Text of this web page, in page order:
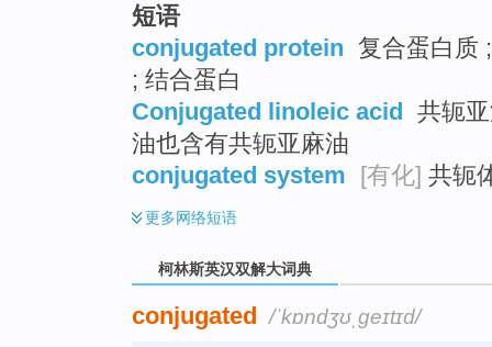
短语
conjugated protein 复合蛋白质
; 结合蛋白
Conjugated linoleic acid 共轭
油也含有共轭亚麻油
conjugated system [有化] 共轭
更多网络短语
柯林斯英汉双解大词典
conjugated /ˈkɒndʒʊˌɡeɪtɪd/